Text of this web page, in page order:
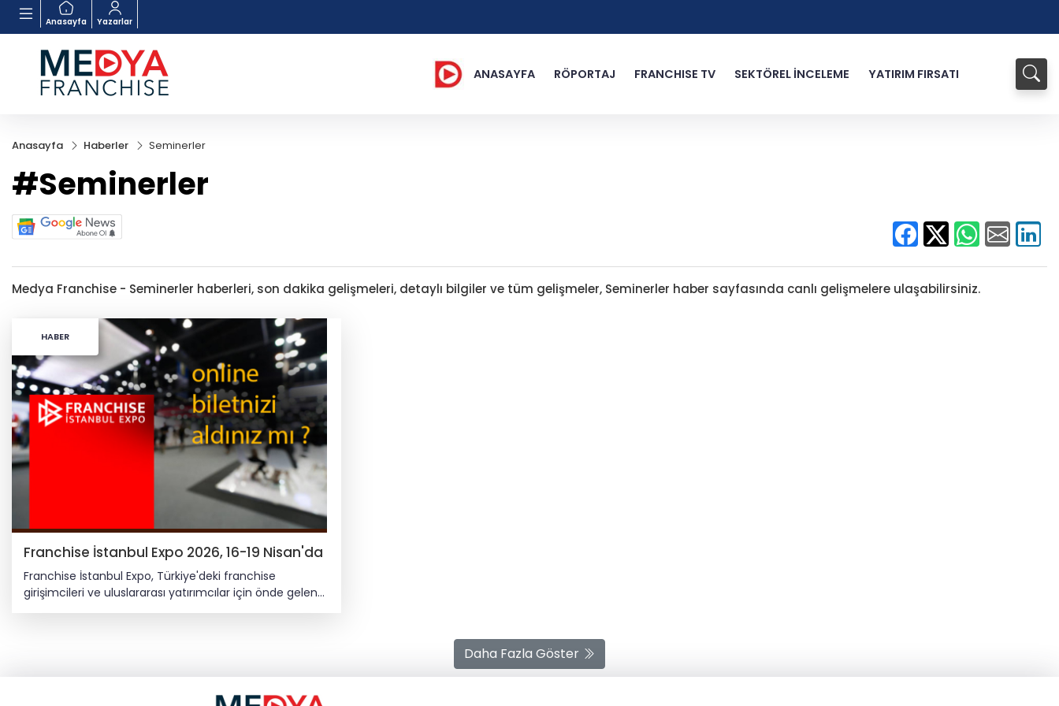
Anasayfa Yazarlar
ANASAYFA RÖPORTAJ FRANCHISE TV SEKTÖREL İNCELEME YATIRIM FIRSATI
Anasayfa Haberler Seminerler
#Seminerler
Medya Franchise - Seminerler haberleri, son dakika gelişmeleri, detaylı bilgiler ve tüm gelişmeler, Seminerler haber sayfasında canlı gelişmelere ulaşabilirsiniz.
HABER
Franchise İstanbul Expo 2026, 16-19 Nisan'da
Franchise İstanbul Expo, Türkiye'deki franchise
girişimcileri ve uluslararası yatırımcılar için önde gelen
bir iş etkinliğidir. Markaların gelecekteki büyüme
Türkiye'nin önde gelen Franchise etkinliği olup tüm
franchise ekosistemini aynı çatı altında toplayıp,
Daha Fazla Göster